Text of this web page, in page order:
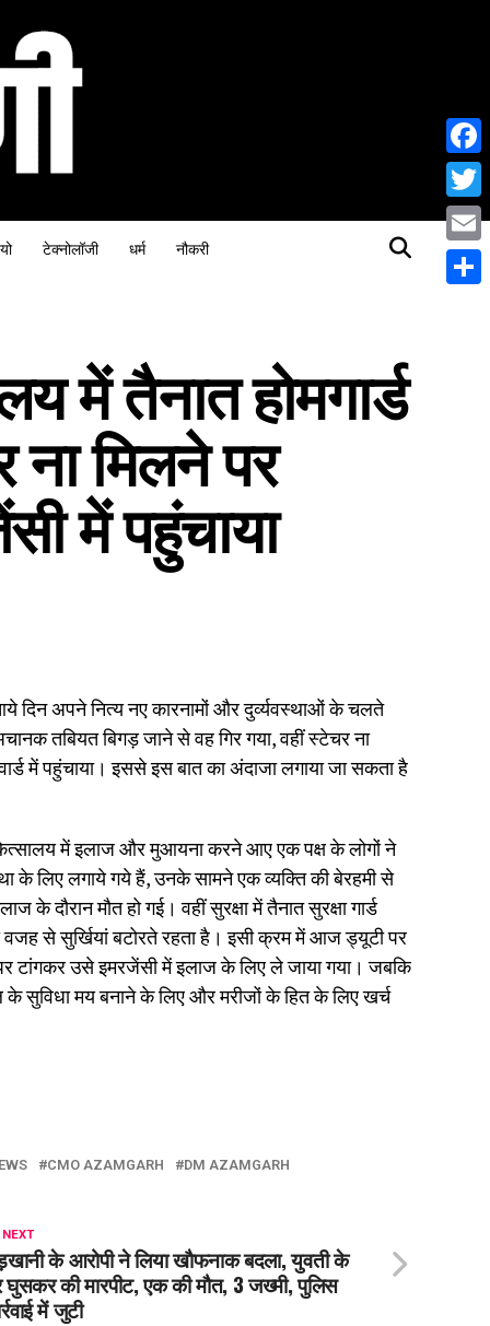
टेक्नोलॉजी धर्म नौकरी
में तैनात होमगार्ड
ना मिलने पर
में पहुंचाया
अपने नित्य नए कारनामों और दुर्व्यवस्थाओं के चलते
तबियत बिगड़ जाने से वह गिर गया, वहीं स्टेचर ना
में पहुंचाया। इससे इस बात का अंदाजा लगाया जा सकता है
में इलाज और मुआयना करने आए एक पक्ष के लोगों ने
के लिए लगाये गये हैं, उनके सामने एक व्यक्ति की बेरहमी से
दौरान मौत हो गई। वहीं सुरक्षा में तैनात सुरक्षा गार्ड
से सुर्खियां बटोरते रहता है। इसी क्रम में आज ड्यूटी पर
पर टांगकर उसे इमरजेंसी में इलाज के लिए ले जाया गया। जबकि
सुविधा मय बनाने के लिए और मरीजों के हित के लिए खर्च
CMO AZAMGARH DM AZAMGARH
के आरोपी ने लिया खाैफनाक बदला, युवती के
घुसकर की मारपीट, एक की मौत, 3 जख्मी, पुलिस
में जुटी
Email